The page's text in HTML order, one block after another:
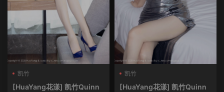
凯竹
[HuaYang花漾] 凯竹Quinn
凯竹
[HuaYang花漾] 凯竹Quinn